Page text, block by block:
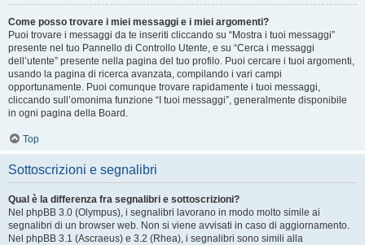
Come posso trovare i miei messaggi e i miei argomenti?
Puoi trovare i messaggi da te inseriti cliccando su “Mostra i tuoi messaggi”
presente nel tuo Pannello di Controllo Utente, e su “Cerca i messaggi
dell’utente” presente nella pagina del tuo profilo. Puoi cercare i tuoi argomenti,
usando la pagina di ricerca avanzata, compilando i vari campi
opportunamente. Puoi comunque trovare rapidamente i tuoi messaggi,
cliccando sull’omonima funzione “I tuoi messaggi”, generalmente disponibile
in ogni pagina della Board.
Top
Sottoscrizioni e segnalibri
Qual è la differenza fra segnalibri e sottoscrizioni?
Nel phpBB 3.0 (Olympus), i segnalibri lavorano in modo molto simile ai
segnalibri di un browser web. Non si viene avvisati in caso di aggiornamento.
Nel phpBB 3.1 (Ascraeus) e 3.2 (Rhea), i segnalibri sono simili alla